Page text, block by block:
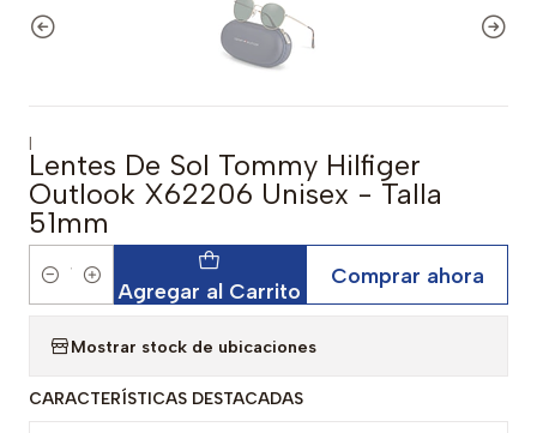
|
Lentes De Sol Tommy Hilfiger
Outlook X62206 Unisex - Talla
51mm
Cantidad Agregar al Carrito
Comprar ahora
Mostrar stock de ubicaciones
CARACTERÍSTICAS DESTACADAS